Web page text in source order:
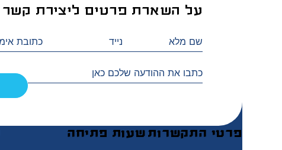
על השארת פרטים ליצירת קשר
פרטי התקשרות שעות פתיחה